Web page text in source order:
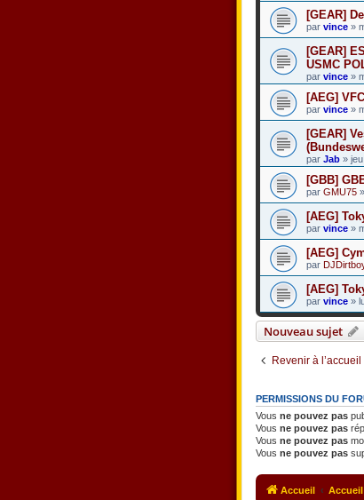
[GEAR]
par vince »
[GEAR]
USMC
par vince »
[AEG]
par vince »
[GEAR]
par Jab »
[GBB]
par GMU75
[AEG]
par vince »
[AEG]
par
[AEG]
par vince »
Nouveau sujet
Revenir à
PERMISSIONS DU
Vous ne pouvez pas
Vous ne pouvez pas
Vous ne pouvez pas
Vous ne pouvez pas
Accueil